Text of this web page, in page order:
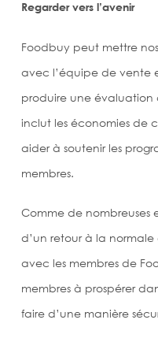
Regarder vers l’avenir
Foodbuy peut mettre
avec l’équipe de vente
produire une évaluation
inclut les économies de
aider à soutenir les
membres.
Comme de nombreuses
d’un retour à la
avec les membres de
membres à prospérer
faire d’une manière